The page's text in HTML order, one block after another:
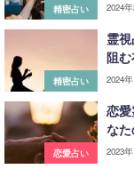
精密占い 2024
精密占い
霊
阻む
2024
恋愛占い
恋
な
2023